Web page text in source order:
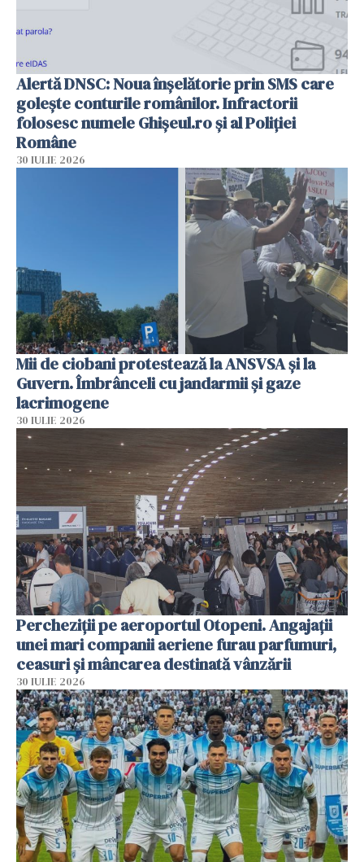
Alertă DNSC: Noua înșelătorie prin SMS care
golește conturile românilor. Infractorii
folosesc numele Ghișeul.ro și al Poliției
Române
30 IULIE 2026
Mii de ciobani protestează la ANSVSA și la
Guvern. Îmbrânceli cu jandarmii și gaze
lacrimogene
30 IULIE 2026
Percheziții pe aeroportul Otopeni. Angajații
unei mari companii aeriene furau parfumuri,
ceasuri și mâncarea destinată vânzării
30 IULIE 2026